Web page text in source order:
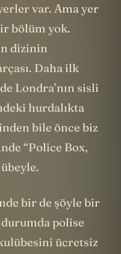
var. Ama yer
bölüm yok.
dizinin
Daha ilk
Londra’nın sisli
hurdalıkta
bile önce biz
“Police Box,
bir de şöyle bir
durumda polise
ücretsiz